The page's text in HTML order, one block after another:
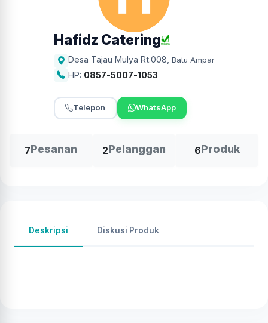
Hafidz Catering
Desa Tajau Mulya Rt.008 Batu Ampar
HP: 0857-5007-1053
Telepon WhatsApp
7Pesanan 2Pelanggan 6Produk
Deskripsi Diskusi Produk